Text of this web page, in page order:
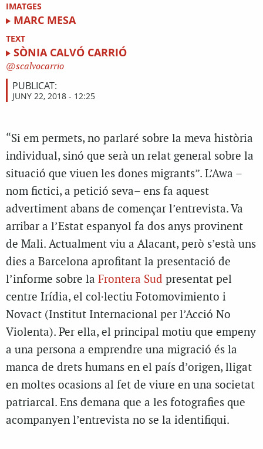
IMATGES
MARC MESA
TEXT
SÒNIA CALVÓ CARRIÓ
scalvocarrio
PUBLICAT:
JUNY 22, 2018 - 12:25
“Si em permets, no parlaré sobre la meva història
individual, sinó que serà un relat general sobre la
situació que viuen les dones migrants”. L’Awa –
nom fictici, a petició seva– ens fa aquest
advertiment abans de començar l’entrevista. Va
arribar a l’Estat espanyol fa dos anys provinent
de Mali. Actualment viu a Alacant, però s’està uns
dies a Barcelona aprofitant la presentació de
l’informe sobre la Frontera Sud presentat pel
centre Irídia, el col·lectiu Fotomovimiento i
Novact (Institut Internacional per l’Acció No
Violenta). Per ella, el principal motiu que empeny
a una persona a emprendre una migració és la
manca de drets humans en el país d’origen, lligat
en moltes ocasions al fet de viure en una societat
patriarcal. Ens demana que a les fotografies que
acompanyen l’entrevista no se la identifiqui.